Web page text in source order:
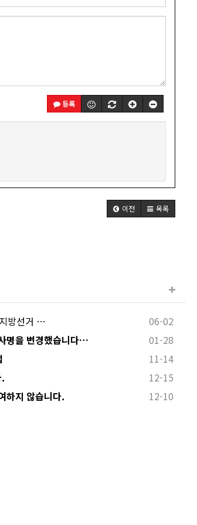
등록
이전 목록
방선거 … 06-02
명을 변경했습니다… 01-28
11-14
12-15
하지 않습니다. 12-10